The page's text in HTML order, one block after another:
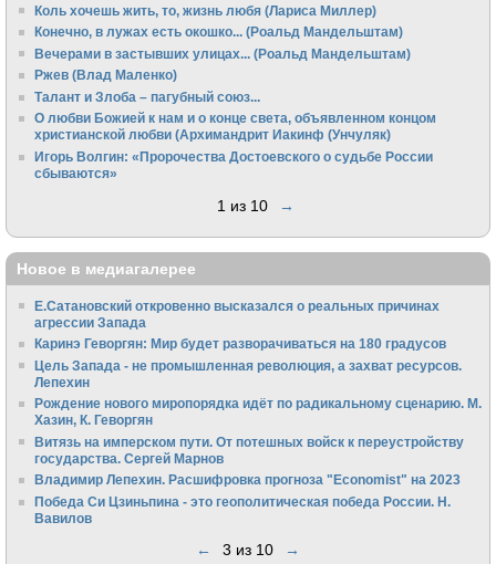
Коль хочешь жить, то, жизнь любя (Лариса Миллер)
Конечно, в лужах есть окошко... (Роальд Мандельштам)
Вечерами в застывших улицах... (Роальд Мандельштам)
Ржев (Влад Маленко)
Талант и Злоба – пагубный союз...
О любви Божией к нам и о конце света, объявленном концом
христианской любви (Архимандрит Иакинф (Унчуляк)
Игорь Волгин: «Пророчества Достоевского о судьбе России
сбываются»
1 из 10 →
Новое в медиагалерее
Е.Сатановский откровенно высказался о реальных причинах
агрессии Запада
Каринэ Геворгян: Мир будет разворачиваться на 180 градусов
Цель Запада - не промышленная революция, а захват ресурсов.
Лепехин
Рождение нового миропорядка идёт по радикальному сценарию. М.
Хазин, К. Геворгян
Витязь на имперском пути. От потешных войск к переустройству
государства. Сергей Марнов
Владимир Лепехин. Расшифровка прогноза "Economist" на 2023
Победа Си Цзиньпина - это геополитическая победа России. Н.
Вавилов
← 3 из 10 →